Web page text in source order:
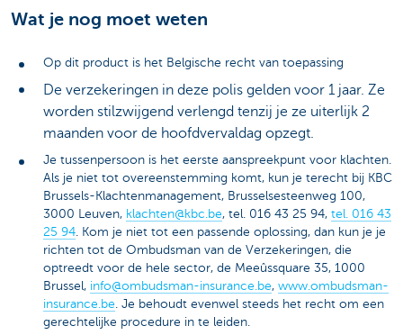
Wat je nog moet weten
Op dit product is het Belgische recht van toepassing
De verzekeringen in deze polis gelden voor 1 jaar. Ze
worden stilzwijgend verlengd tenzij je ze uiterlijk 2
maanden voor de hoofdvervaldag opzegt.
Je tussenpersoon is het eerste aanspreekpunt voor klachten.
Als je niet tot overeenstemming komt, kun je terecht bij KBC
Brussels-Klachtenmanagement, Brusselsesteenweg 100,
3000 Leuven, klachten@kbc.be, tel. 016 43 25 94, tel. 016 43
25 94. Kom je niet tot een passende oplossing, dan kun je je
richten tot de Ombudsman van de Verzekeringen, die
optreedt voor de hele sector, de Meeûssquare 35, 1000
Brussel, info@ombudsman-insurance.be, www.ombudsman-
insurance.be. Je behoudt evenwel steeds het recht om een
gerechtelijke procedure in te leiden.